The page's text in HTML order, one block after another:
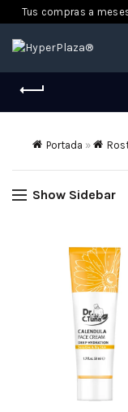
Tus compras a
Portada »
Show Sidebar